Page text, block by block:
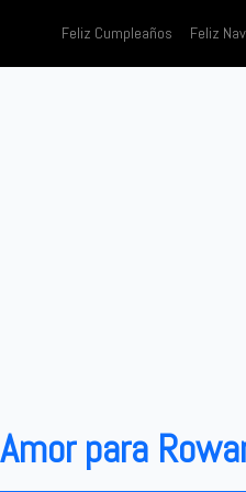
Feliz Cumpleaños Feliz
para